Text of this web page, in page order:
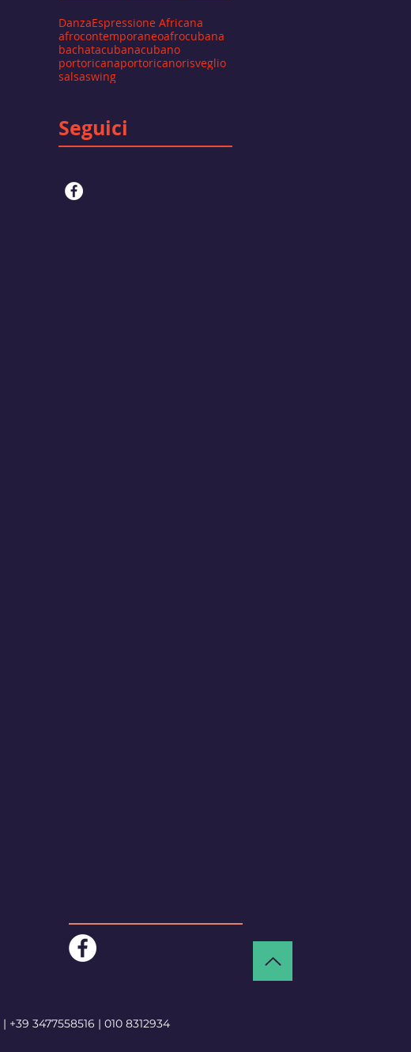
DanzaEspressione Africana
afrocontemporaneoafrocubana
bachatacubanacubano
portoricanaportoricanorisveglio
salsaswing
Seguici
| +39 3477558516 | 010 8312934